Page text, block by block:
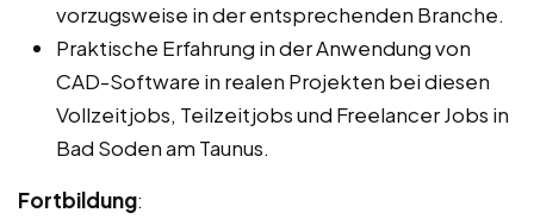
vorzugsweise in der entsprechenden Branche.
Praktische Erfahrung in der Anwendung von
CAD-Software in realen Projekten bei diesen
Vollzeitjobs, Teilzeitjobs und Freelancer Jobs in
Bad Soden am Taunus.
Fortbildung: